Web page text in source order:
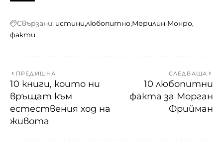
Свързани: истини любопитно Мерилин Монро
факти
ПРЕДИШНА
10 книги, които ни
връщат към
естествения ход на
живота
СЛЕДВАЩА
10 любопитни
факта за Морган
Фрийман